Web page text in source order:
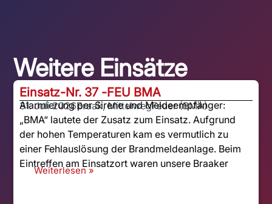
Weitere Einsätze
Einsatz-Nr. 37 -FEU BMA
31. Juli 2026Braak, MittelwegFeuer (BMA)
Alarmierung per Sirene und Meldeempfänger:
„BMA“ lautete der Zusatz zum Einsatz. Aufgrund
der hohen Temperaturen kam es vermutlich zu
einer Fehlauslösung der Brandmeldeanlage. Beim
Eintreffen am Einsatzort waren unsere Braaker
Weiterlesen »